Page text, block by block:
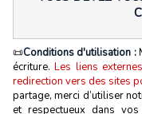
📜Conditions d'utilisation :
écriture.Les liens
redirection vers des sites
partage, merci d’utiliser
et respectueux dans